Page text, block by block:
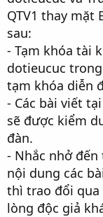
QTV1 thay mặt
sau:
- Tạm khóa tài
dotieucuc
tạm khóa diễn
- Các bài viết
sẽ được kiểm
đàn.
- Nhắc nhở
nội dung các
thì trao đổi qua
lòng độc giả